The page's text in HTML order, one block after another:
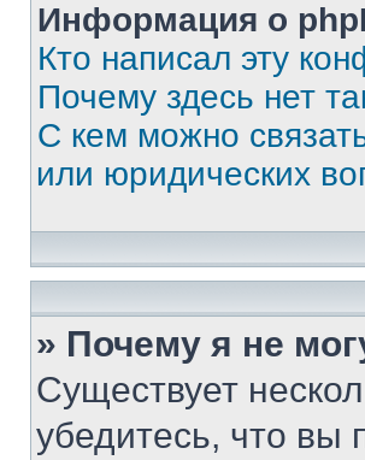
Информация о
Кто написал эту
Почему здесь нет
С кем можно
или юридических
» Почему я не
Существует
убедитесь, что вы